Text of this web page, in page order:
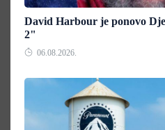
David Harbour je ponovo
2"
06.08.2026.